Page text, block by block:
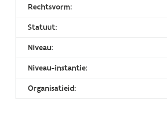
Rechtsvorm:
Statuut:
Niveau:
Niveau-instantie:
Organisatieid: